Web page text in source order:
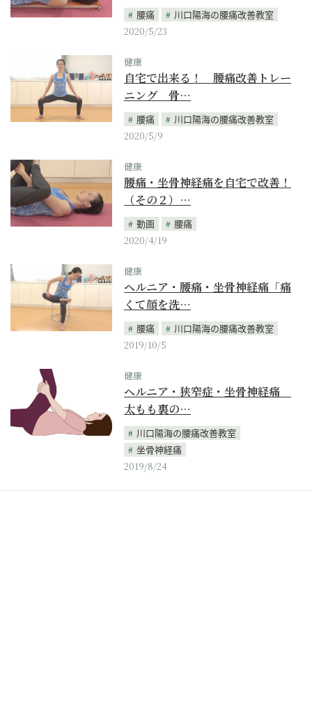
腰痛
川口陽海の腰痛改善教室
2020/5/23
健康
自宅で出来る！ 腰痛改善トレー
ニング 骨…
腰痛
川口陽海の腰痛改善教室
2020/5/9
健康
腰痛・坐骨神経痛を自宅で改善！
（その２）…
動画
腰痛
2020/4/19
健康
ヘルニア・腰痛・坐骨神経痛「痛
くて顔を洗…
腰痛
川口陽海の腰痛改善教室
2019/10/5
健康
ヘルニア・狭窄症・坐骨神経痛
太もも裏の…
川口陽海の腰痛改善教室
坐骨神経痛
2019/8/24